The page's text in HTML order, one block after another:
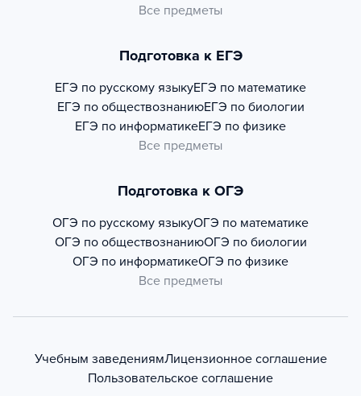
Все предметы
Подготовка к ЕГЭ
ЕГЭ по русскому языкуЕГЭ по математике
ЕГЭ по обществознаниюЕГЭ по биологии
ЕГЭ по информатикеЕГЭ по физике
Все предметы
Подготовка к ОГЭ
ОГЭ по русскому языкуОГЭ по математике
ОГЭ по обществознаниюОГЭ по биологии
ОГЭ по информатикеОГЭ по физике
Все предметы
Учебным заведениямЛицензионное соглашение
Пользовательское соглашение